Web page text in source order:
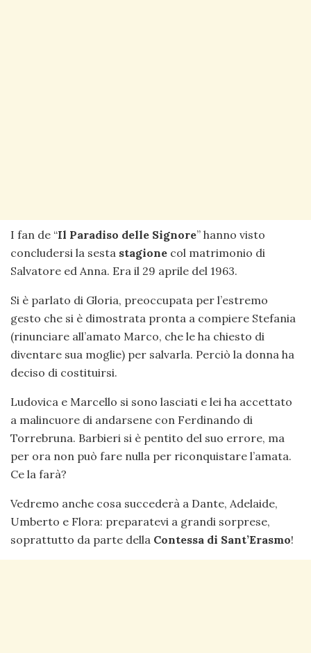
I fan de “Il Paradiso delle Signore” hanno visto
concludersi la sesta stagione col matrimonio di
Salvatore ed Anna. Era il 29 aprile del 1963.
Si è parlato di Gloria, preoccupata per l’estremo
gesto che si è dimostrata pronta a compiere Stefania
(rinunciare all’amato Marco, che le ha chiesto di
diventare sua moglie) per salvarla. Perciò la donna ha
deciso di costituirsi.
Ludovica e Marcello si sono lasciati e lei ha accettato
a malincuore di andarsene con Ferdinando di
Torrebruna. Barbieri si è pentito del suo errore, ma
per ora non può fare nulla per riconquistare l’amata.
Ce la farà?
Vedremo anche cosa succederà a Dante, Adelaide,
Umberto e Flora: preparatevi a grandi sorprese,
soprattutto da parte della Contessa di Sant’Erasmo!